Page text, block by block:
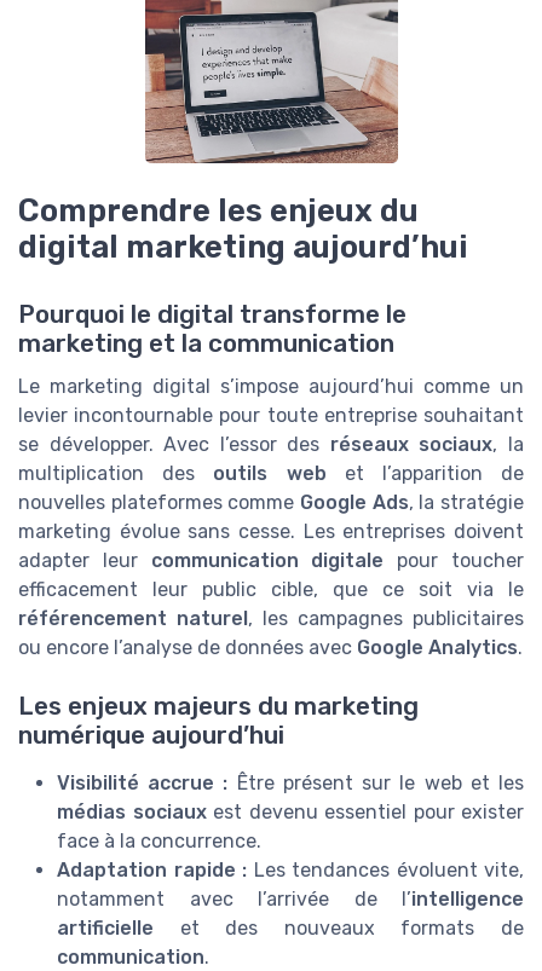
Comprendre les enjeux du
digital marketing aujourd’hui
Pourquoi le digital transforme le
marketing et la communication
Le marketing digital s’impose aujourd’hui comme un
levier incontournable pour toute entreprise souhaitant
se développer. Avec l’essor des réseaux sociaux, la
multiplication des outils web et l’apparition de
nouvelles plateformes comme Google Ads, la stratégie
marketing évolue sans cesse. Les entreprises doivent
adapter leur communication digitale pour toucher
efficacement leur public cible, que ce soit via le
référencement naturel, les campagnes publicitaires
ou encore l’analyse de données avec Google Analytics.
Les enjeux majeurs du marketing
numérique aujourd’hui
Visibilité accrue : Être présent sur le web et les
médias sociauxest devenu essentiel pour exister
face à la concurrence.
Adaptation rapide : Les tendances évoluent vite,
notamment avec l’arrivée de l’intelligence
artificielle et des nouveaux formats de
communication.